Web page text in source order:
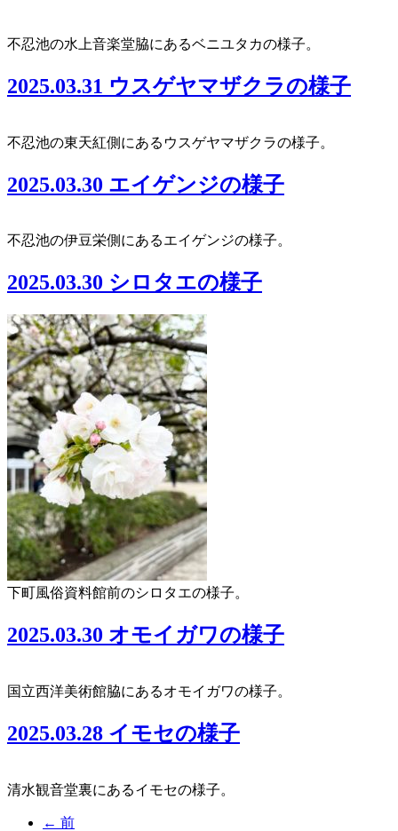
不忍池の水上音楽堂脇にあるベニユタカの様子。
2025.03.31 ウスゲヤマザクラの様子
不忍池の東天紅側にあるウスゲヤマザクラの様子。
2025.03.30 エイゲンジの様子
不忍池の伊豆栄側にあるエイゲンジの様子。
2025.03.30 シロタエの様子
下町風俗資料館前のシロタエの様子。
2025.03.30 オモイガワの様子
国立西洋美術館脇にあるオモイガワの様子。
2025.03.28 イモセの様子
清水観音堂裏にあるイモセの様子。
← 前